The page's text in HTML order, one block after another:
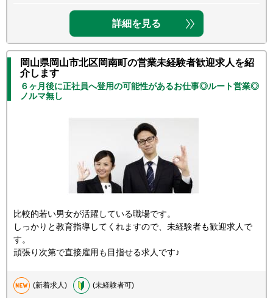
詳細を見る
岡山県岡山市北区岡南町の営業未経験者歓迎求人を紹
介します
６ヶ月後に正社員へ登用の可能性があるお仕事◎ルート営業◎
ノルマ無し
比較的若い男女が活躍している職場です。
しっかりと教育指導してくれますので、未経験者も歓迎求人で
す。
頑張り次第で直接雇用も目指せる求人です♪
(新着求人) (未経験者可)